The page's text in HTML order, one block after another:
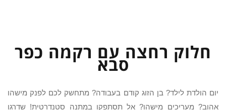
חלוק רחצה עם רקמה כפר
סבא
יום הולדת לילד? בן הזוג קודם בעבודה? מתחשק לכם לפנק מישהו
אהוב? מעריכים מישהו? אל תסתפקו במתנה סטנדרטית! שדרגו